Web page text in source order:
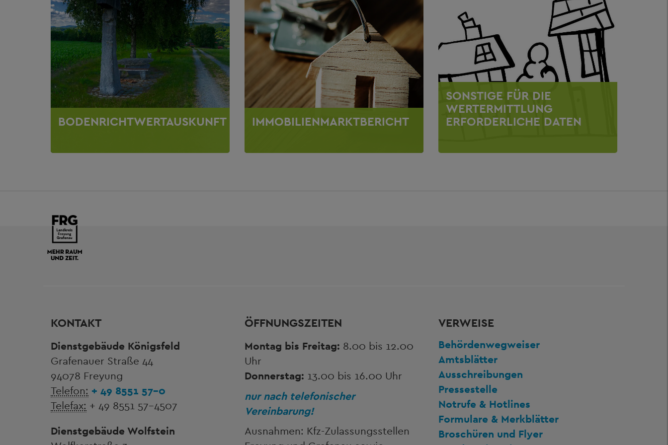
BODENRICHTWERTAUSKUNFT IMMOBILIENMARKTBERICHT
SONSTIGE FÜR DIE
WERTERMITTLUNG
ERFORDERLICHE DATEN
KONTAKT
Dienstgebäude Königsfeld
Grafenauer Straße 44
94078 Freyung
Telefon: + 49 8551 57-0
Telefax: + 49 8551 57-4507
Dienstgebäude Wolfstein
ÖFFNUNGSZEITEN
Montag bis Freitag: 8.00 bis 12.00
Uhr
Donnerstag: 13.00 bis 16.00 Uhr
nur nach telefonischer
Vereinbarung!
Ausnahmen: Kfz-Zulassungsstellen
VERWEISE
Behördenwegweiser
Amtsblätter
Ausschreibungen
Pressestelle
Notrufe & Hotlines
Formulare & Merkblätter
Broschüren und Flyer